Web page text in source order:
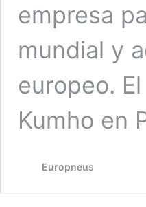
empresa
mundial y
europeo.
Kumho en
Europneus